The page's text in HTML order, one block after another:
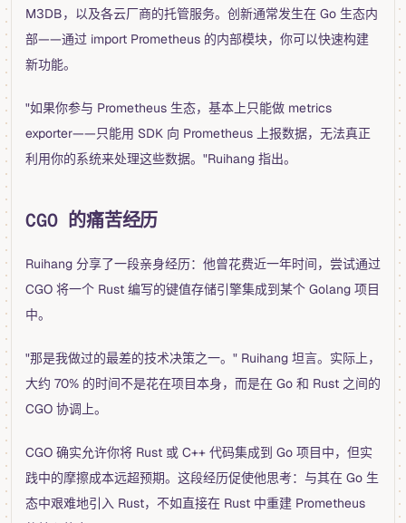
M3DB，以及各云厂商的托管服务。创新通常发生在 Go 生态内
部——通过 import Prometheus 的内部模块，你可以快速构建
新功能。
"如果你参与 Prometheus 生态，基本上只能做 metrics
exporter——只能用 SDK 向 Prometheus 上报数据，无法真正
利用你的系统来处理这些数据。"Ruihang 指出。
CGO 的痛苦经历
Ruihang 分享了一段亲身经历：他曾花费近一年时间，尝试通过
CGO 将一个 Rust 编写的键值存储引擎集成到某个 Golang 项目
中。
"那是我做过的最差的技术决策之一。" Ruihang 坦言。实际上，
大约 70% 的时间不是花在项目本身，而是在 Go 和 Rust 之间的
CGO 协调上。
CGO 确实允许你将 Rust 或 C++ 代码集成到 Go 项目中，但实
践中的摩擦成本远超预期。这段经历促使他思考：与其在 Go 生
态中艰难地引入 Rust，不如直接在 Rust 中重建 Prometheus